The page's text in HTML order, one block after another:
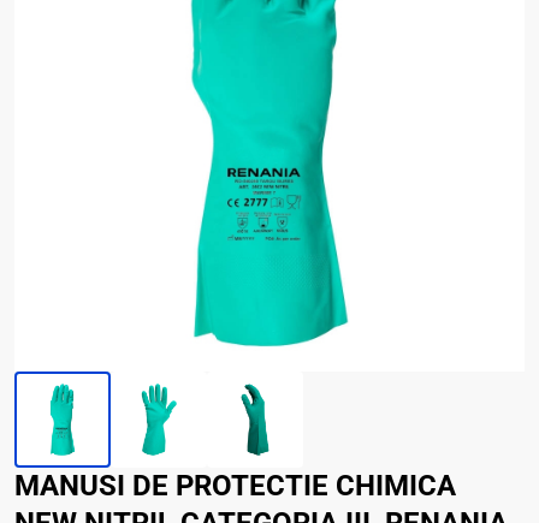
MANUSI DE PROTECTIE CHIMICA